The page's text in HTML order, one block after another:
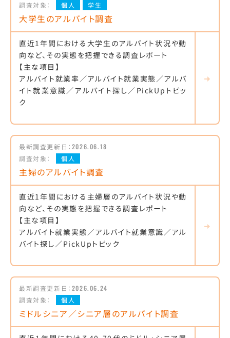
調査対象：
個人 学生
大学生のアルバイト調査
直近1年間における大学生のアルバイト状況や動
向など、その実態を把握できる調査レポート
【主な項目】
アルバイト就業率／アルバイト就業実態／アルバ
イト就業意識／アルバイト探し／PickUpトピッ
ク
最新調査更新日： 2026.06.18
調査対象：
個人
主婦のアルバイト調査
直近1年間における主婦層のアルバイト状況や動
向など、その実態を把握できる調査レポート
【主な項目】
アルバイト就業実態／アルバイト就業意識／アル
バイト探し／PickUpトピック
最新調査更新日： 2026.06.24
調査対象：
個人
ミドルシニア／シニア層のアルバイト調査